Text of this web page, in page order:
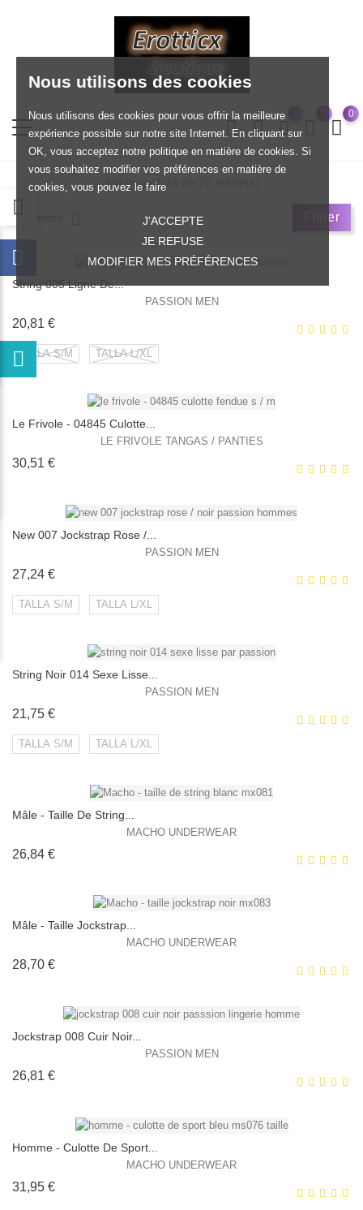
Nous utilisons des cookies
Nous utilisons des cookies pour vous offrir la meilleure
expérience possible sur notre site Internet. En cliquant sur
OK, vous acceptez notre politique en matière de cookies. Si
vous souhaitez modifier vos préférences en matière de
cookies, vous pouvez le faire
J'ACCEPTE
JE REFUSE
MODIFIER MES PRÉFÉRENCES
0
Pertinence Filtrer
Affichage 1-16 de 22 article(s)
EXCLUSIVITÉ WEB !
HORS STOCK
String 005 Ligne De...
PASSION MEN
20,81 €Prix
TALLA S/M TALLA L/XL
HORS STOCK
Le Frivole - 04845 Culotte...
LE FRIVOLE TANGAS / PANTIES
30,51 €Prix
EXCLUSIVITÉ WEB !
New 007 Jockstrap Rose /...
PASSION MEN
27,24 €Prix
TALLA S/M TALLA L/XL
EXCLUSIVITÉ WEB !
String Noir 014 Sexe Lisse...
PASSION MEN
21,75 €Prix
TALLA S/M TALLA L/XL
Mâle - Taille De String...
MACHO UNDERWEAR
26,84 €Prix
Mâle - Taille Jockstrap...
MACHO UNDERWEAR
28,70 €Prix
Jockstrap 008 Cuir Noir...
PASSION MEN
26,81 €Prix
Homme - Culotte De Sport...
MACHO UNDERWEAR
31,95 €Prix